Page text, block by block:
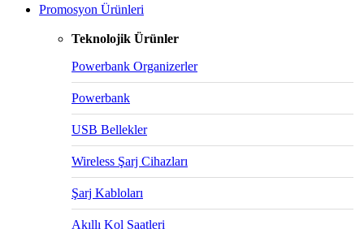
Promosyon Ürünleri
Teknolojik Ürünler
Powerbank Organizerler
Powerbank
USB Bellekler
Wireless Şarj Cihazları
Şarj Kabloları
Akıllı Kol Saatleri